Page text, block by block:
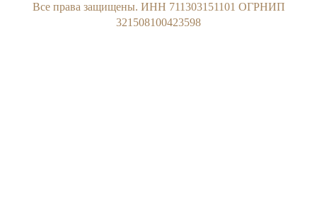
Все права защищены. ИНН 711303151101 ОГРНИП
321508100423598